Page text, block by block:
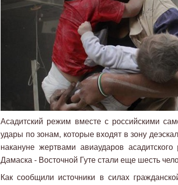
Асадитский режим вместе с российскими
удары по зонам, которые входят в зону
накануне жертвами авиаударов
Дамаска - Восточной Гуте стали еще шесть
Как сообщили источники в силах